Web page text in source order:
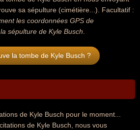
sa sépulture (cimétière...). Facultatif :
les coordonnées GPS de
sépulture de Kyle Busch
la tombe de Kyle Busch ?
de Kyle Busch pour le moment...
de Kyle Busch, nous vous